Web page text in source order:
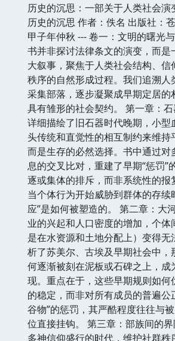
历史的沉思：一部关于人类社会演
历史的沉思 作者：佚名 出版社：
甲子年仲秋 --- 卷一：文明的曙光
书并非探讨法律条文的演变，而是
大叙事，聚焦于人类社会结构、信
秩序的自然形成过程。我们追溯人
采集部落，逐步凝聚成早期定居的
具有雏形的社会契约。 第一章：
详细描绘了旧石器时代晚期，小型
头传统和直觉性的相互制约来维持
而是生存的必然选择。书中通过对
息的交叉比对，重建了早期“惩罚
逐或集体的排斥，而非系统性的报
当个体行为开始威胁到群体的存续
应”是如何被塑造的。 第二章：大
业的兴起和人口密度的增加，个
是在水资源和土地分配上）变得无
析了苏美尔、古埃及早期社会中，
何逐渐被刻在泥板或石碑之上，成
现。重点在于，这些早期规则如何
的稳定，而非对所有成员的普遍公
谷物”的惩罚，其严酷程度往往与
位直接挂钩。 第三章：部族间的
多神信仰盛行的时代，维护社群